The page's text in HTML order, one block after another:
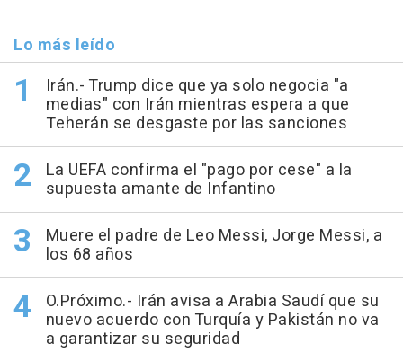
Lo más leído
Irán.- Trump dice que ya solo negocia "a
medias" con Irán mientras espera a que
Teherán se desgaste por las sanciones
La UEFA confirma el "pago por cese" a la
supuesta amante de Infantino
Muere el padre de Leo Messi, Jorge Messi, a
los 68 años
O.Próximo.- Irán avisa a Arabia Saudí que su
nuevo acuerdo con Turquía y Pakistán no va
a garantizar su seguridad